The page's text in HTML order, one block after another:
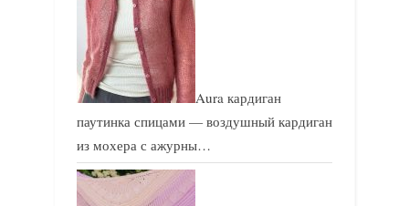
Aura кардиган
паутинка спицами — воздушный кардиган
из мохера с ажурны…